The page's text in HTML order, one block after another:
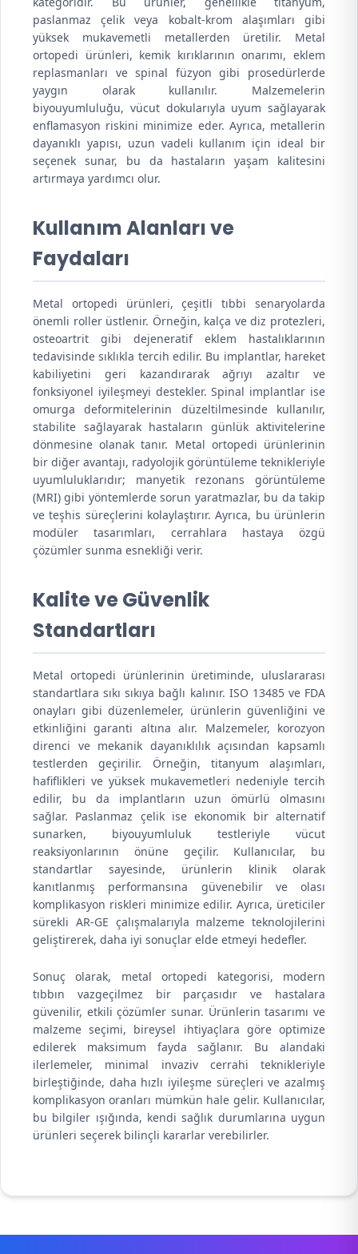
paslanmaz çelik veya kobalt-krom alaşımları gibi
yüksek mukavemetli metallerden üretilir. Metal
ortopedi ürünleri, kemik kırıklarının onarımı, eklem
replasmanları ve spinal füzyon gibi prosedürlerde
yaygın olarak kullanılır. Malzemelerin
biyouyumluluğu, vücut dokularıyla uyum sağlayarak
enflamasyon riskini minimize eder. Ayrıca, metallerin
dayanıklı yapısı, uzun vadeli kullanım için ideal bir
seçenek sunar, bu da hastaların yaşam kalitesini
artırmaya yardımcı olur.
Kullanım Alanları ve
Faydaları
Metal ortopedi ürünleri, çeşitli tıbbi senaryolarda
önemli roller üstlenir. Örneğin, kalça ve diz protezleri,
osteoartrit gibi dejeneratif eklem hastalıklarının
tedavisinde sıklıkla tercih edilir. Bu implantlar, hareket
kabiliyetini geri kazandırarak ağrıyı azaltır ve
fonksiyonel iyileşmeyi destekler. Spinal implantlar ise
omurga deformitelerinin düzeltilmesinde kullanılır,
stabilite sağlayarak hastaların günlük aktivitelerine
dönmesine olanak tanır. Metal ortopedi ürünlerinin
bir diğer avantajı, radyolojik görüntüleme teknikleriyle
uyumluluklarıdır; manyetik rezonans görüntüleme
(MRI) gibi yöntemlerde sorun yaratmazlar, bu da takip
ve teşhis süreçlerini kolaylaştırır. Ayrıca, bu ürünlerin
modüler tasarımları, cerrahlara hastaya özgü
çözümler sunma esnekliği verir.
Kalite ve Güvenlik
Standartları
Metal ortopedi ürünlerinin üretiminde, uluslararası
standartlara sıkı sıkıya bağlı kalınır. ISO 13485 ve FDA
onayları gibi düzenlemeler, ürünlerin güvenliğini ve
etkinliğini garanti altına alır. Malzemeler, korozyon
direnci ve mekanik dayanıklılık açısından kapsamlı
testlerden geçirilir. Örneğin, titanyum alaşımları,
hafiflikleri ve yüksek mukavemetleri nedeniyle tercih
edilir, bu da implantların uzun ömürlü olmasını
sağlar. Paslanmaz çelik ise ekonomik bir alternatif
sunarken, biyouyumluluk testleriyle vücut
reaksiyonlarının önüne geçilir. Kullanıcılar, bu
standartlar sayesinde, ürünlerin klinik olarak
kanıtlanmış performansına güvenebilir ve olası
komplikasyon riskleri minimize edilir. Ayrıca, üreticiler
sürekli AR-GE çalışmalarıyla malzeme teknolojilerini
geliştirerek, daha iyi sonuçlar elde etmeyi hedefler.
Sonuç olarak, metal ortopedi kategorisi, modern
tıbbın vazgeçilmez bir parçasıdır ve hastalara
güvenilir, etkili çözümler sunar. Ürünlerin tasarımı ve
malzeme seçimi, bireysel ihtiyaçlara göre optimize
edilerek maksimum fayda sağlanır. Bu alandaki
ilerlemeler, minimal invaziv cerrahi teknikleriyle
birleştiğinde, daha hızlı iyileşme süreçleri ve azalmış
komplikasyon oranları mümkün hale gelir. Kullanıcılar,
bu bilgiler ışığında, kendi sağlık durumlarına uygun
ürünleri seçerek bilinçli kararlar verebilirler.